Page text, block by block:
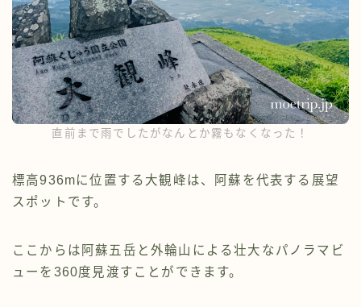
直前まで雨でしたがなんとか霧もなくなった！
標高936mに位置する大観峰は、阿蘇を代表する展望
スポットです。
ここからは阿蘇五岳と外輪山による壮大なパノラマビ
ューを360度見渡すことができます。